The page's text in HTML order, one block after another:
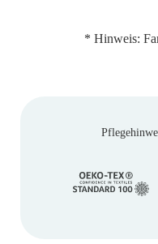
* Hinweis: